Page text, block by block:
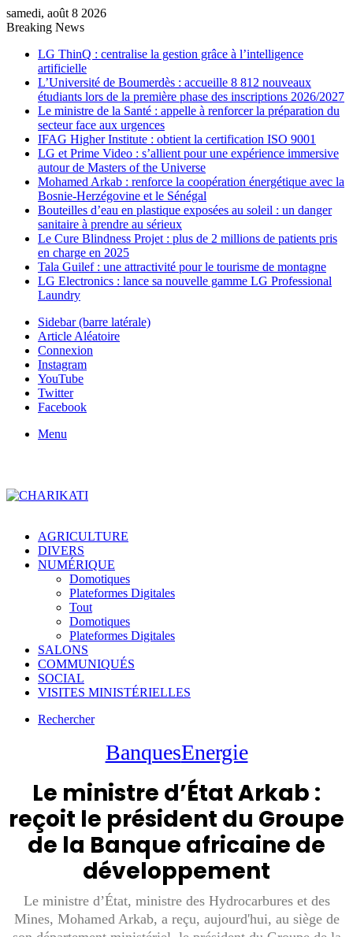
samedi, août 8 2026
Breaking News
LG ThinQ : centralise la gestion grâce à l’intelligence
artificielle
L’Université de Boumerdès : accueille 8 812 nouveaux
étudiants lors de la première phase des inscriptions 2026/2027
Le ministre de la Santé : appelle à renforcer la préparation du
secteur face aux urgences
IFAG Higher Institute : obtient la certification ISO 9001
LG et Prime Video : s’allient pour une expérience immersive
autour de Masters of the Universe
Mohamed Arkab : renforce la coopération énergétique avec la
Bosnie-Herzégovine et le Sénégal
Bouteilles d’eau en plastique exposées au soleil : un danger
sanitaire à prendre au sérieux
Le Cure Blindness Projet : plus de 2 millions de patients pris
en charge en 2025
Tala Guilef : une attractivité pour le tourisme de montagne
LG Electronics : lance sa nouvelle gamme LG Professional
Laundry
Sidebar (barre latérale)
Article Aléatoire
Connexion
Instagram
YouTube
Twitter
Facebook
Menu
AGRICULTURE
DIVERS
NUMÉRIQUE
Domotiques
Plateformes Digitales
Tout
Domotiques
Plateformes Digitales
SALONS
COMMUNIQUÉS
SOCIAL
VISITES MINISTÉRIELLES
Rechercher
BanquesEnergie
Le ministre d’État Arkab :
reçoit le président du Groupe
de la Banque africaine de
développement
Le ministre d’État, ministre des Hydrocarbures et des
Mines, Mohamed Arkab, a reçu, aujourd'hui, au siège de